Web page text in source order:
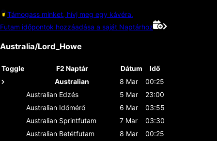
Támogass minket, hívj meg egy kávéra.
Futam időpontok hozzáadása a saját Naptárhoz
Australia/Lord_Howe
Toggle F2 Naptár Dátum
Idő
Australian
8 Mar
00:25
Australian Edzés 5 Mar
23:00
Australian Időmérő 6 Mar
03:55
Australian Sprintfutam 7 Mar
03:30
Australian Betétfutam 8 Mar
00:25